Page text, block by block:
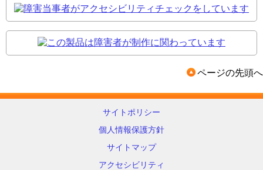
ページの先頭へ
サイトポリシー
個人情報保護方針
サイトマップ
アクセシビリティ